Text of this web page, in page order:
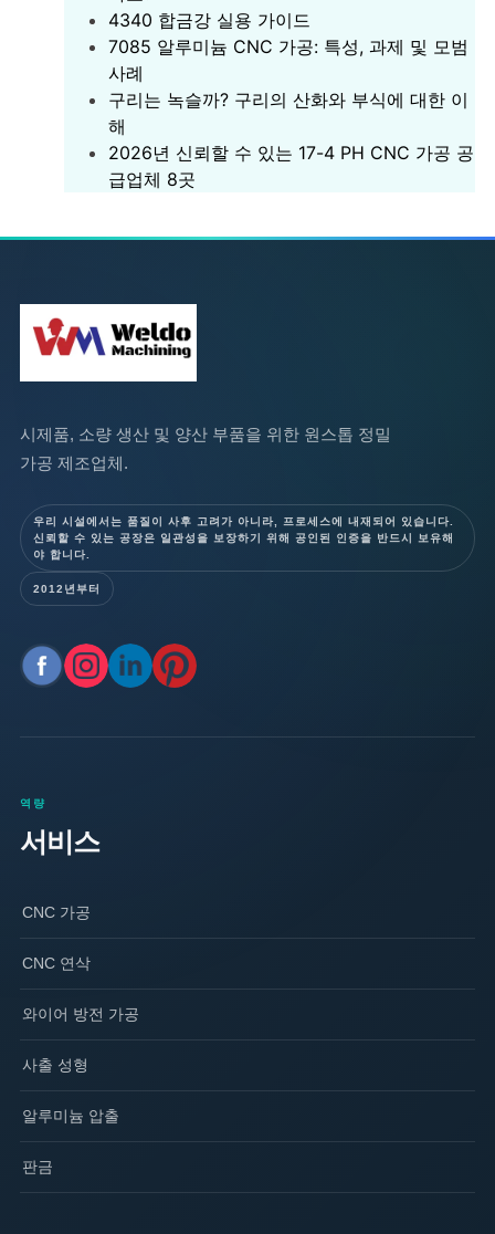
‌4340 합금강 실용 가이드‌
7085 알루미늄 CNC 가공: 특성, 과제 및 모범
사례
구리는 녹슬까? 구리의 산화와 부식에 대한 이
해
2026년 신뢰할 수 있는 17-4 PH CNC 가공 공
급업체 8곳
시제품, 소량 생산 및 양산 부품을 위한 원스톱 정밀
가공 제조업체.
우리 시설에서는 품질이 사후 고려가 아니라, 프로세스에 내재되어 있습니다.
신뢰할 수 있는 공장은 일관성을 보장하기 위해 공인된 인증을 반드시 보유해
야 합니다.
2012년부터
역량
서비스
CNC 가공
CNC 연삭
와이어 방전 가공
사출 성형
알루미늄 압출
판금